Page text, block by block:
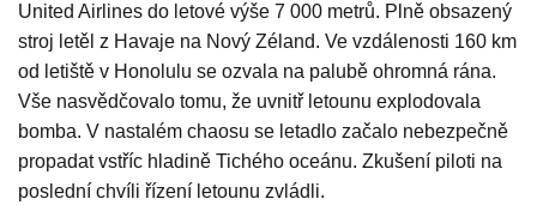
United Airlines do letové výše 7 000 metrů. Plně obsazený
stroj letěl z Havaje na Nový Zéland. Ve vzdálenosti 160 km
od letiště v Honolulu se ozvala na palubě ohromná rána.
Vše nasvědčovalo tomu, že uvnitř letounu explodovala
bomba. V nastalém chaosu se letadlo začalo nebezpečně
propadat vstříc hladině Tichého oceánu. Zkušení piloti na
poslední chvíli řízení letounu zvládli.